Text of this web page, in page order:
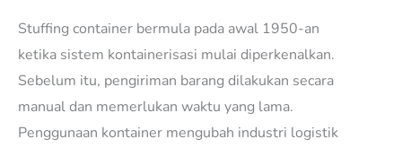
Stuffing container bermula pada awal 1950-an
ketika sistem kontainerisasi mulai diperkenalkan.
Sebelum itu, pengiriman barang dilakukan secara
manual dan memerlukan waktu yang lama.
Penggunaan kontainer mengubah industri logistik